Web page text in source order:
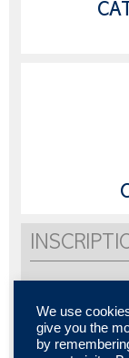
Vous souhaitez
Inscrivez-vous
We use
give you the
by